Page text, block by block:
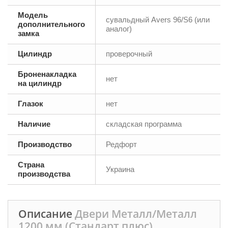
Модель
дополнительного
замка
сувальдный Аvers 96/S6 (или
аналог)
Цилиндр проверочный
Броненакладка
на цилиндр
нет
Глазок нет
Наличие складская программа
Производство Редфорт
Страна
производства
Украина
Описание Двери Металл/Металл